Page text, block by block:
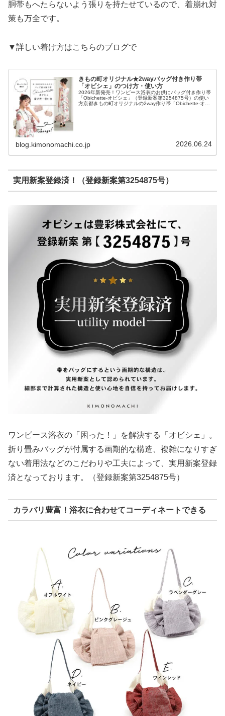
胴帯もへたらないよう張りを持たせているので、着崩れ対
策も万全です。
▼詳しい着け方はこちらのブログで
きもの町オリジナル★2wayバッグ付き作り帯
「オビシェ」のつけ方・使い方
2026年新発売！ワンピース浴衣のお供にバッグ付き作り帯
「Obichette-オビシェ」（登録新案第3254875号）の使い
方京都きもの町オリジナルの2way作り帯「Obichette-オビ
blog.kimonomachi.co.jp 2026.06.24
実用新案登録済！（登録新案第3254875号）
ワンピース浴衣の「困った！」を解決する「オビシェ」。
折り畳みバッグが付属する画期的な構造、複雑になりすぎ
ない着用法などのこだわりや工夫によって、実用新案登録
済となっております。（登録新案第3254875号）
カラバリ豊富！浴衣に合わせてコーディネートできる